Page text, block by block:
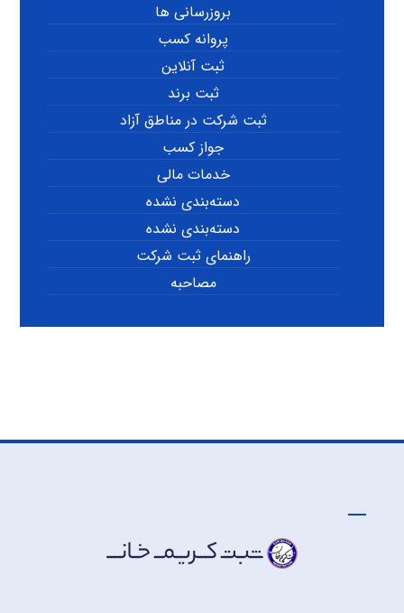
بروزرسانی ها
پروانه کسب
ثبت آنلاین
ثبت برند
ثبت شرکت در مناطق آزاد
جواز کسب
خدمات مالی
دسته‌بندی نشده
دسته‌بندی نشده
راهنمای ثبت شرکت
مصاحبه